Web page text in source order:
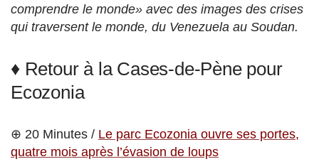
comprendre le monde» avec des images des crises
qui traversent le monde, du Venezuela au Soudan.
♦ Retour à la Cases-de-Pène pour
Ecozonia
⊕ 20 Minutes / Le parc Ecozonia ouvre ses portes,
quatre mois après l’évasion de loups